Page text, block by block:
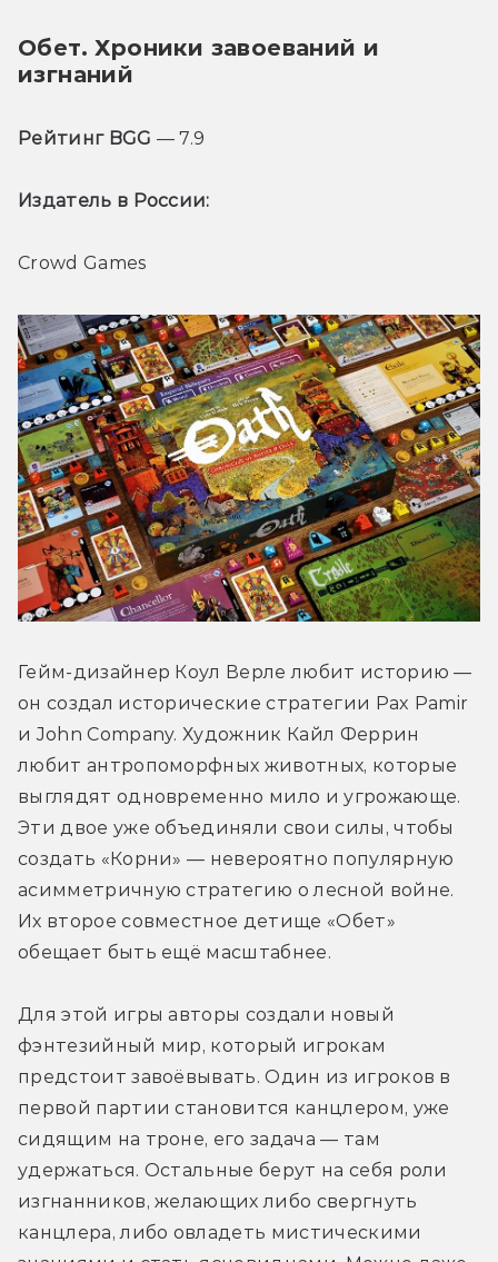
Обет. Хроники завоеваний и
изгнаний
Рейтинг BGG — 7.9
Издатель в России:
Crowd Games
Гейм-дизайнер Коул Верле любит историю —
он создал исторические стратегии Pax Pamir
и John Company. Художник Кайл Феррин
любит антропоморфных животных, которые
выглядят одновременно мило и угрожающе.
Эти двое уже объединяли свои силы, чтобы
создать «Корни» — невероятно популярную
асимметричную стратегию о лесной войне.
Их второе совместное детище «Обет»
обещает быть ещё масштабнее.
Для этой игры авторы создали новый
фэнтезийный мир, который игрокам
предстоит завоёвывать. Один из игроков в
первой партии становится канцлером, уже
сидящим на троне, его задача — там
удержаться. Остальные берут на себя роли
изгнанников, желающих либо свергнуть
канцлера, либо овладеть мистическими